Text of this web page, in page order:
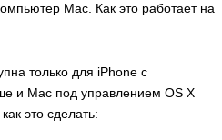
Mac. Как это работает на
только для iPhone с
и Mac под управлением OS X
это сделать: